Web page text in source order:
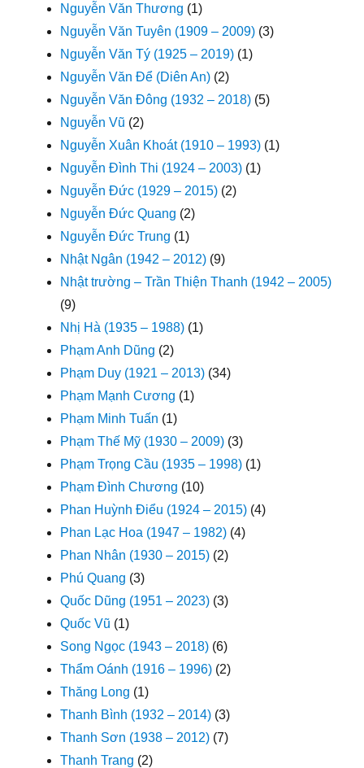
Nguyễn Văn Thương (1)
Nguyễn Văn Tuyên (1909 – 2009) (3)
Nguyễn Văn Tý (1925 – 2019) (1)
Nguyễn Văn Để (Diên An) (2)
Nguyễn Văn Đông (1932 – 2018) (5)
Nguyễn Vũ (2)
Nguyễn Xuân Khoát (1910 – 1993) (1)
Nguyễn Đình Thi (1924 – 2003) (1)
Nguyễn Đức (1929 – 2015) (2)
Nguyễn Đức Quang (2)
Nguyễn Đức Trung (1)
Nhật Ngân (1942 – 2012) (9)
Nhật trường – Trần Thiện Thanh (1942 – 2005)
(9)
Nhị Hà (1935 – 1988) (1)
Phạm Anh Dũng (2)
Phạm Duy (1921 – 2013) (34)
Phạm Mạnh Cương (1)
Phạm Minh Tuấn (1)
Phạm Thế Mỹ (1930 – 2009) (3)
Phạm Trọng Cầu (1935 – 1998) (1)
Phạm Đình Chương (10)
Phan Huỳnh Điểu (1924 – 2015) (4)
Phan Lạc Hoa (1947 – 1982) (4)
Phan Nhân (1930 – 2015) (2)
Phú Quang (3)
Quốc Dũng (1951 – 2023) (3)
Quốc Vũ (1)
Song Ngọc (1943 – 2018) (6)
Thẩm Oánh (1916 – 1996) (2)
Thăng Long (1)
Thanh Bình (1932 – 2014) (3)
Thanh Sơn (1938 – 2012) (7)
Thanh Trang (2)